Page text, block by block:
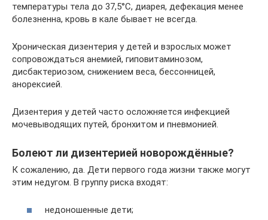
температуры тела до 37,5°С, диарея, дефекация менее
болезненна, кровь в кале бывает не всегда.
Хроническая дизентерия у детей и взрослых может
сопровождаться анемией, гиповитаминозом,
дисбактериозом, снижением веса, бессонницей,
анорексией.
Дизентерия у детей часто осложняется инфекцией
мочевыводящих путей, бронхитом и пневмонией.
Болеют ли дизентерией новорождённые?
К сожалению, да. Дети первого года жизни также могут
этим недугом. В группу риска входят:
недоношенные дети;